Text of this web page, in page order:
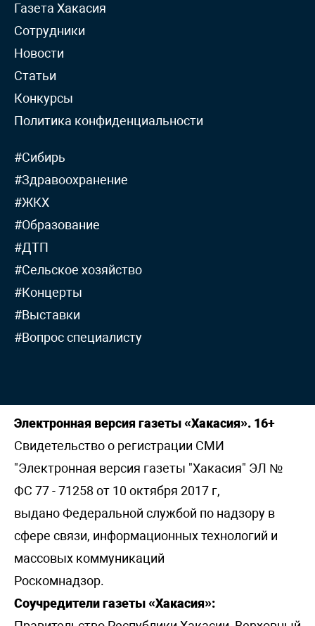
Газета Хакасия
Сотрудники
Новости
Статьи
Конкурсы
Политика конфиденциальности
#Сибирь
#Здравоохранение
#ЖКХ
#Образование
#ДТП
#Сельское хозяйство
#Концерты
#Выставки
#Вопрос специалисту
Электронная версия газеты «Хакасия». 16+
Свидетельство о регистрации СМИ
"Электронная версия газеты "Хакасия" ЭЛ №
ФС 77 - 71258 от 10 октября 2017 г,
выдано Федеральной службой по надзору в
сфере связи, информационных технологий и
массовых коммуникаций
Роскомнадзор.
Соучредители газеты «Хакасия»: